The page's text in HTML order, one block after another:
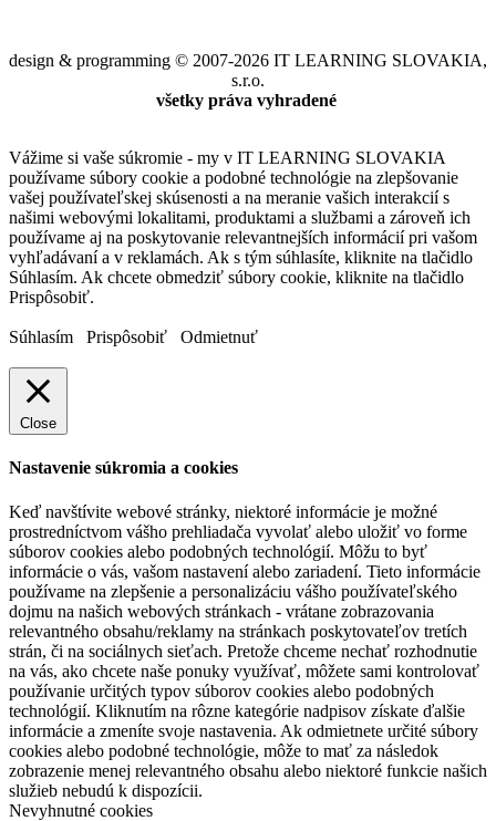
design & programming © 2007-2026 IT LEARNING SLOVAKIA,
s.r.o.
všetky práva vyhradené
Vážime si vaše súkromie - my v IT LEARNING SLOVAKIA
používame súbory cookie a podobné technológie na zlepšovanie
vašej používateľskej skúsenosti a na meranie vašich interakcií s
našimi webovými lokalitami, produktami a službami a zároveň ich
používame aj na poskytovanie relevantnejších informácií pri vašom
vyhľadávaní a v reklamách. Ak s tým súhlasíte, kliknite na tlačidlo
Súhlasím. Ak chcete obmedziť súbory cookie, kliknite na tlačidlo
Prispôsobiť.
Súhlasím Prispôsobiť Odmietnuť
Close
Nastavenie súkromia a cookies
Keď navštívite webové stránky, niektoré informácie je možné
prostredníctvom vášho prehliadača vyvolať alebo uložiť vo forme
súborov cookies alebo podobných technológií. Môžu to byť
informácie o vás, vašom nastavení alebo zariadení. Tieto informácie
používame na zlepšenie a personalizáciu vášho používateľského
dojmu na našich webových stránkach - vrátane zobrazovania
relevantného obsahu/reklamy na stránkach poskytovateľov tretích
strán, či na sociálnych sieťach. Pretože chceme nechať rozhodnutie
na vás, ako chcete naše ponuky využívať, môžete sami kontrolovať
používanie určitých typov súborov cookies alebo podobných
technológií. Kliknutím na rôzne kategórie nadpisov získate ďalšie
informácie a zmeníte svoje nastavenia. Ak odmietnete určité súbory
cookies alebo podobné technológie, môže to mať za následok
zobrazenie menej relevantného obsahu alebo niektoré funkcie našich
služieb nebudú k dispozícii.
Nevyhnutné cookies